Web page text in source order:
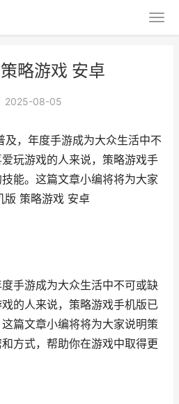
略游戏 安卓
2025-08-05
，年度手游成为大众生活中不
玩游戏的人来说，策略游戏手
能。这篇文章小编将将为大家
版 策略游戏 安卓
手游成为大众生活中不可或缺
的人来说，策略游戏手机版已
篇文章小编将将为大家说明策
方式，帮助你在游戏中取得更